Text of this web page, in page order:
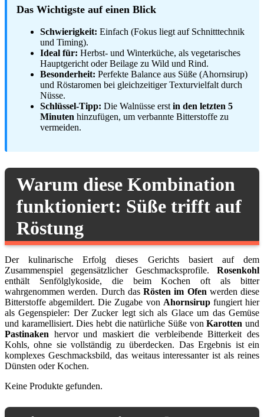
Das Wichtigste auf einen Blick
Schwierigkeit: Einfach (Fokus liegt auf Schnitttechnik
und Timing).
Ideal für: Herbst- und Winterküche, als vegetarisches
Hauptgericht oder Beilage zu Wild und Rind.
Besonderheit: Perfekte Balance aus Süße (Ahornsirup)
und Röstaromen bei gleichzeitiger Texturvielfalt durch
Nüsse.
Schlüssel-Tipp: Die Walnüsse erst in den letzten 5
Minuten hinzufügen, um verbannte Bitterstoffe zu
vermeiden.
Warum diese Kombination
funktioniert: Süße trifft auf
Röstung
Der kulinarische Erfolg dieses Gerichts basiert auf dem
Zusammenspiel gegensätzlicher Geschmacksprofile. Rosenkohl
enthält Senfölglykoside, die beim Kochen oft als bitter
wahrgenommen werden. Durch das Rösten im Ofen werden diese
Bitterstoffe abgemildert. Die Zugabe von Ahornsirupfungiert hier
als Gegenspieler: Der Zucker legt sich als Glace um das Gemüse
und karamellisiert. Dies hebt die natürliche Süße vonKarotten und
Pastinaken hervor und maskiert die verbleibende Bitterkeit des
Kohls, ohne sie vollständig zu überdecken. Das Ergebnis ist ein
komplexes Geschmacksbild, das weitaus interessanter ist als reines
Dünsten oder Kochen.
Keine Produkte gefunden.